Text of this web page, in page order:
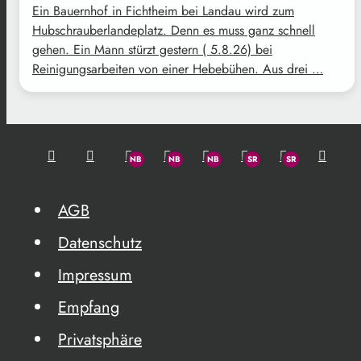
Ein Bauernhof in Fichtheim bei Landau wird zum
Hubschrauberlandeplatz. Denn es muss ganz schnell
gehen. Ein Mann stürzt gestern ( 5.8.26) bei
Reinigungsarbeiten von einer Hebebühen. Aus drei …
AGB
Datenschutz
Impressum
Empfang
Privatsphäre